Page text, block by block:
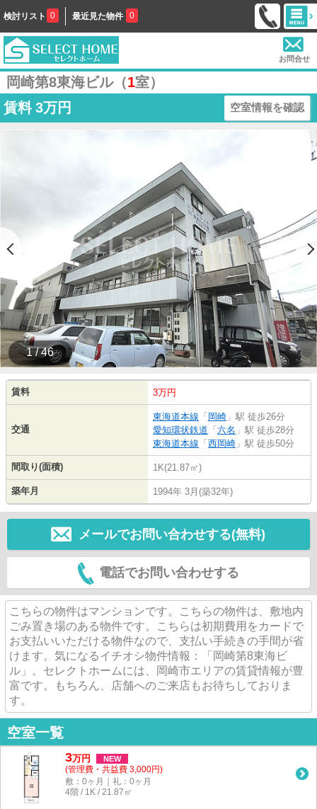
検討リスト 0 最近見た物件 0
お問合せ
岡崎第8東海ビル（1室）
賃料 3万円 空室情報を確認
1 / 46
賃料 3万円
交通
東海道本線 「 岡崎 」駅 徒歩26分
愛知環状鉄道 「 六名 」駅 徒歩28分
東海道本線 「 西岡崎 」駅 徒歩50分
間取り(面積) 1K(21.87㎡)
築年月 1994年 3月(築32年)
メールでお問い合わせする(無料)
電話でお問い合わせする
こちらの物件はマンションです。こちらの物件は、敷地内
ごみ置き場のある物件です。こちらは初期費用をカードで
お支払いいただける物件なので、支払い手続きの手間が省
けます。気になるイチオシ物件情報：「岡崎第8東海ビ
ル」。セレクトホームには、岡崎市エリアの賃貸情報が豊
富です。もちろん、店舗へのご来店もお待ちしておりま
す。
空室一覧
3万円 NEW
(管理費・共益費 3,000円)
敷：0ヶ月｜礼：0ヶ月
4階 / 1K / 21.87㎡